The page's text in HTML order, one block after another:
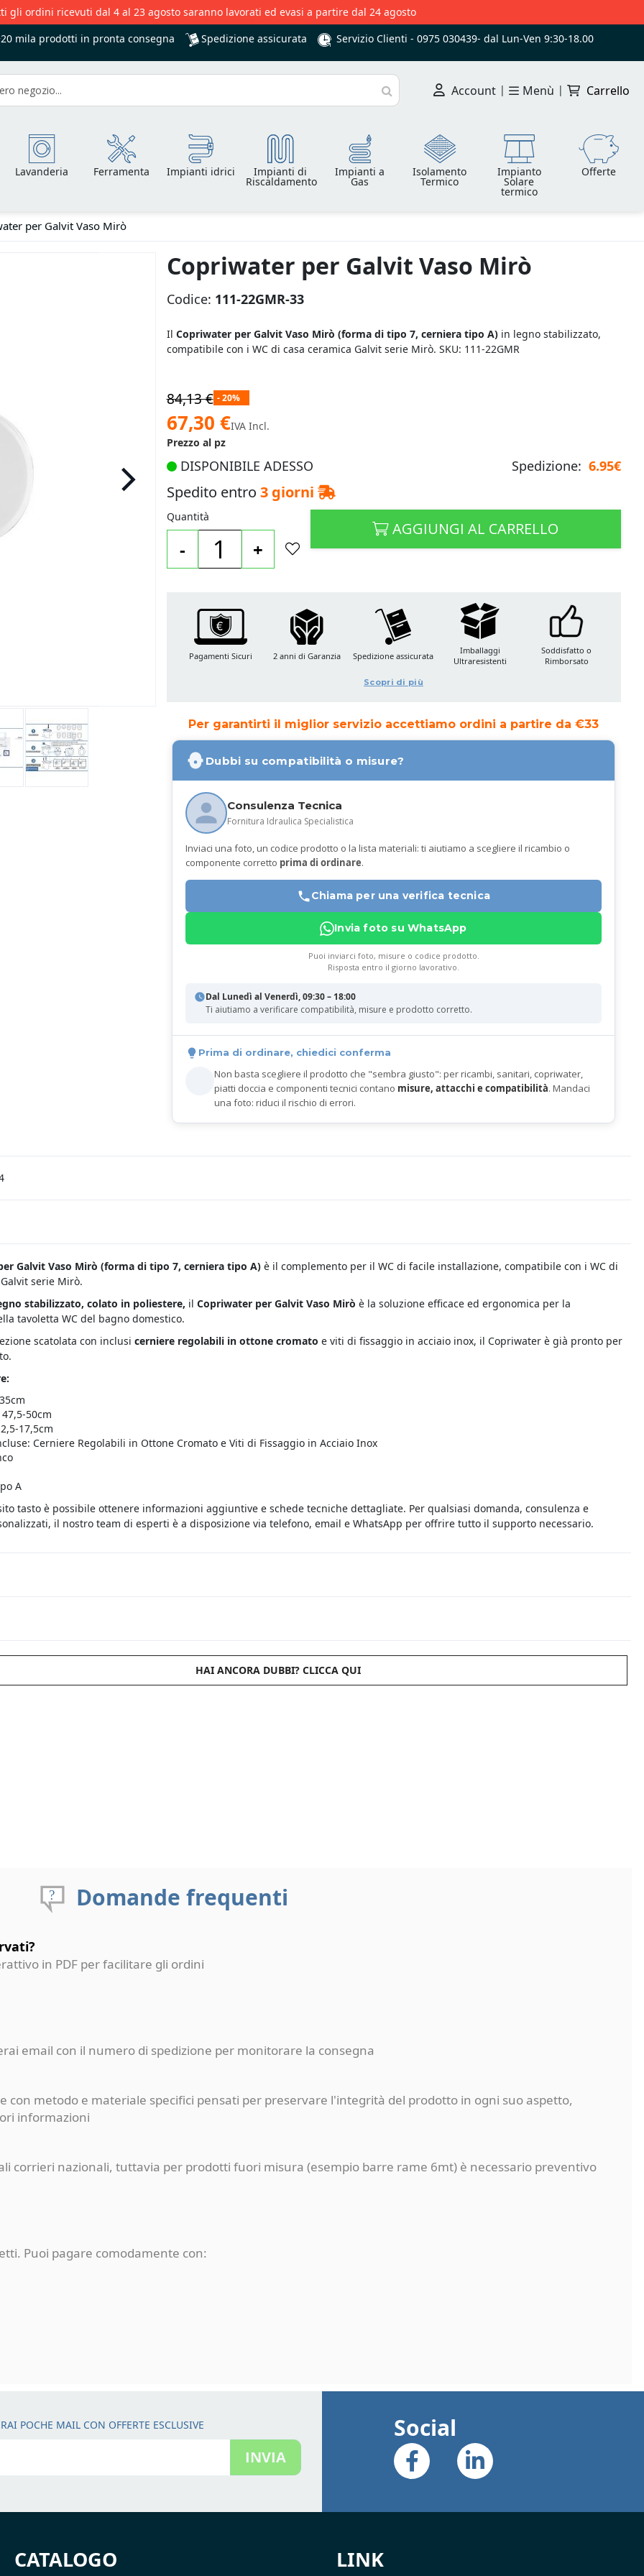
gli ordini ricevuti dal 4 al 23 agosto saranno lavorati ed evasi a partire dal 24 agosto
mila prodotti in pronta consegna Spedizione assicurata Servizio Clienti - 0975 030439- dal Lun-Ven 9:30-18.00
Cerca
Account | Menù | Carrello
Lavanderia Ferramenta Impianti idrici Impianti di
Riscaldamento
Impianti a
Gas
Isolamento
Termico
Impianto
Solare
termico
Offerte
per Galvit Vaso Mirò
Copriwater per Galvit Vaso Mirò
Codice: 111-22GMR-33
Il Copriwater per Galvit Vaso Mirò (forma di tipo 7, cerniera tipo A) in legno stabilizzato,
compatibile con i WC di casa ceramica Galvit serie Mirò. SKU: 111-22GMR
84,13 € - 20%
Prezzo
speciale
67,30 €IVA Incl.
Prezzo al pz
DISPONIBILE ADESSO Spedizione: 6.95€
Spedito entro 3 giorni
Quantità
- +
AGGIUNGI AL CARRELLO
Per garantirti il miglior servizio accettiamo ordini a partire da €33
Dubbi su compatibilità o misure?
Consulenza Tecnica
Fornitura Idraulica Specialistica
Inviaci una foto, un codice prodotto o la lista materiali: ti aiutiamo a scegliere il ricambio o
componente corretto prima di ordinare.
Chiama per una verifica tecnica
Invia foto su WhatsApp
Puoi inviarci foto, misure o codice prodotto.
Risposta entro il giorno lavorativo.
Dal Lunedì al Venerdì, 09:30 – 18:00
Ti aiutiamo a verificare compatibilità, misure e prodotto corretto.
Prima di ordinare, chiedici conferma
Non basta scegliere il prodotto che "sembra giusto": per ricambi, sanitari, copriwater,
piatti doccia e componenti tecnici contano misure, attacchi e compatibilità. Mandaci
una foto: riduci il rischio di errori.
Pagamenti Sicuri 2 anni di Garanzia Spedizione assicurata
Imballaggi
Ultraresistenti
Soddisfatto o
Rimborsato
Scopri di più
Galvit Vaso Mirò (forma di tipo 7, cerniera tipo A) è il complemento per il WC di facile installazione, compatibile con i WC di
serie Mirò.
stabilizzato, colato in poliestere, il Copriwater per Galvit Vaso Mirò è la soluzione efficace ed ergonomica per la
tavoletta WC del bagno domestico.
scatolata con inclusi cerniere regolabili in ottone cromato e viti di fissaggio in acciaio inox, il Copriwater è già pronto per
50cm
17,5cm
Cerniere Regolabili in Ottone Cromato e Viti di Fissaggio in Acciaio Inox
A
tasto è possibile ottenere informazioni aggiuntive e schede tecniche dettagliate. Per qualsiasi domanda, consulenza e
il nostro team di esperti è a disposizione via telefono, email e WhatsApp per offrire tutto il supporto necessario.
HAI ANCORA DUBBI? CLICCA QUI
Domande frequenti
in PDF per facilitare gli ordini
email con il numero di spedizione per monitorare la consegna
con metodo e materiale specifici pensati per preservare l'integrità del prodotto in ogni suo aspetto,
informazioni
corrieri nazionali, tuttavia per prodotti fuori misura (esempio barre rame 6mt) è necessario preventivo
Puoi pagare comodamente con:
POCHE MAIL CON OFFERTE ESCLUSIVE
INVIA
Social
CATALOGO LINK